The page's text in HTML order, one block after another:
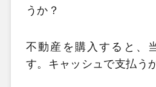
うか？
不動産を購入すると、
す。キャッシュで支払う